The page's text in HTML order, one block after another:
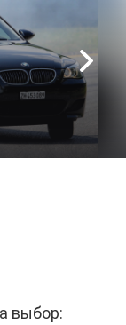
выбор: